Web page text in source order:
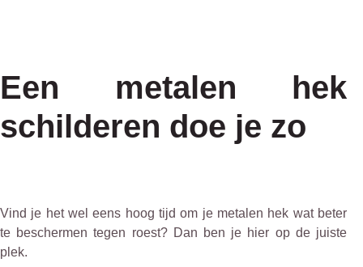
Een metalen hek
schilderen doe je zo
Vind je het wel eens hoog tijd om je metalen hek wat beter
te beschermen tegen roest? Dan ben je hier op de juiste
plek.